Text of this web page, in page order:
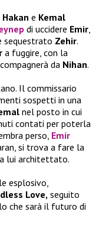
Hakan e Kemal
di uccidere Emir
sequestrato Zehir.
a fuggire, con la
da Nihan.
Il commissario
sospetti in una
nel posto in cui
contati per poterla
perso, Emir
si trova a fare la
lui architettato.
esplosivo,
Love, seguito
che sarà il futuro di